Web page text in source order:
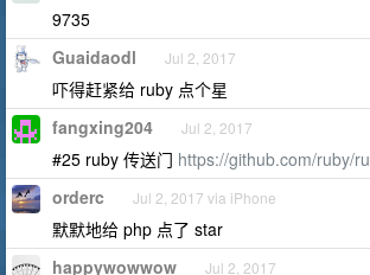
9735
Guaidaodl Jul 2, 2017
吓得赶紧给 ruby 点个星
fangxing204 Jul 2, 2017
#25 ruby 传送门 https://github.com/ruby/
orderc Jul 2, 2017 via iPhone
默默地给 php 点了 star
happywowwow Jul 2, 2017